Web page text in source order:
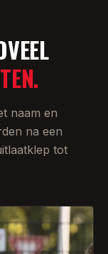
naam en
na een
tot